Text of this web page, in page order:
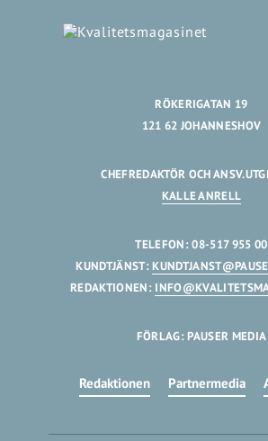
RÖKERIGATAN 19
121 62 JOHANNESHOV
CHEFREDAKTÖR OCH
KALLE ANRELL
TELEFON: 08-517 955 00
KUNDTJÄNST:
REDAKTIONEN:
FÖRLAG: PAUSER MEDIA
Redaktionen Partnermedia